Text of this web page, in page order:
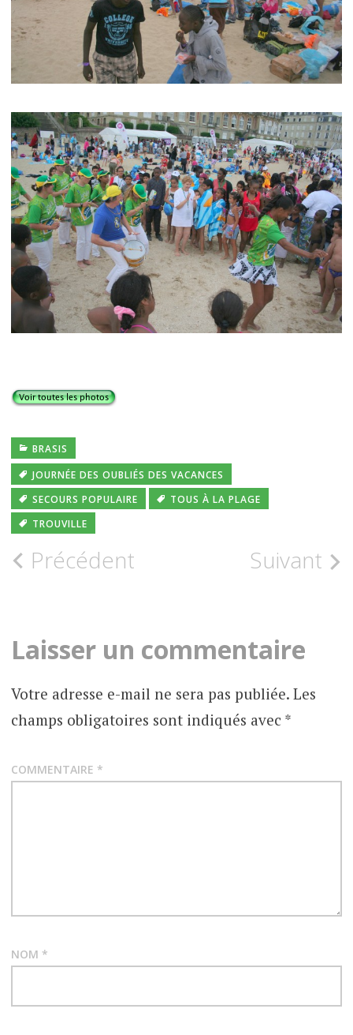
BRASIS
JOURNÉE DES OUBLIÉS DES VACANCES
SECOURS POPULAIRE
TOUS À LA PLAGE
TROUVILLE
Navigation
articles
Précédent Suivant
Laisser un commentaire
Votre adresse e-mail ne sera pas publiée. Les
champs obligatoires sont indiqués avec *
COMMENTAIRE *
NOM *